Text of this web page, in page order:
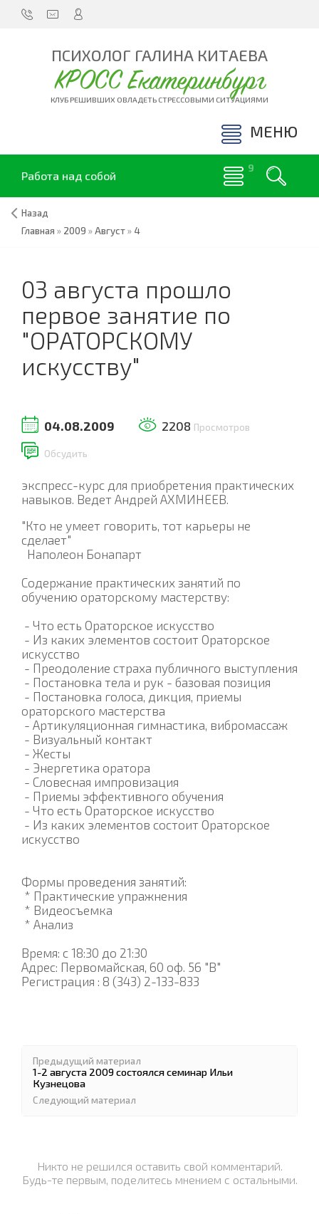
ПСИХОЛОГ ГАЛИНА КИТАЕВА
КРОСС Екатеринбург
КЛУБ РЕШИВШИХ ОВЛАДЕТЬ СТРЕССОВЫМИ СИТУАЦИЯМИ
МЕНЮ
Работа над собой
Назад
Главная » 2009 »Август» 4
03 августа прошло
первое занятие по
"ОРАТОРСКОМУ
искусству"
04.08.2009 2208 Просмотров
Обсудить
экспресс-курс для приобретения практических
навыков. Ведет Андрей АХМИНЕЕВ.
"Кто не умеет говорить, тот карьеры не
сделает"
Наполеон Бонапарт
Содержание практических занятий по
обучению ораторскому мастерству:
- Что есть Ораторское искусство
- Из каких элементов состоит Ораторское
искусство
- Преодоление страха публичного выступления
- Постановка тела и рук - базовая позиция
- Постановка голоса, дикция, приемы
ораторского мастерства
- Артикуляционная гимнастика, вибромассаж
- Визуальный контакт
- Жесты
- Энергетика оратора
- Словесная импровизация
- Приемы эффективного обучения
- Что есть Ораторское искусство
- Из каких элементов состоит Ораторское
искусство
Формы проведения занятий:
* Практические упражнения
* Видеосъемка
* Анализ
Время: с 18:30 до 21:30
Адрес: Первомайская, 60 оф. 56 "В"
Регистрация : 8 (343) 2-133-833
Предыдущий материал
1-2 августа 2009 состоялся семинар Ильи
Кузнецова
Следующий материал
Никто не решился оставить свой комментарий.
Будь-те первым, поделитесь мнением с остальными.